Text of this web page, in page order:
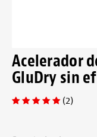
Acelerador
GluDry sin
(2)